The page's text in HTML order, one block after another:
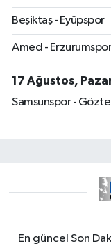
Beşiktaş - Eyüpspor
Amed - Erzurumspor
17 Ağustos,
Samsunspor -
En güncel Son